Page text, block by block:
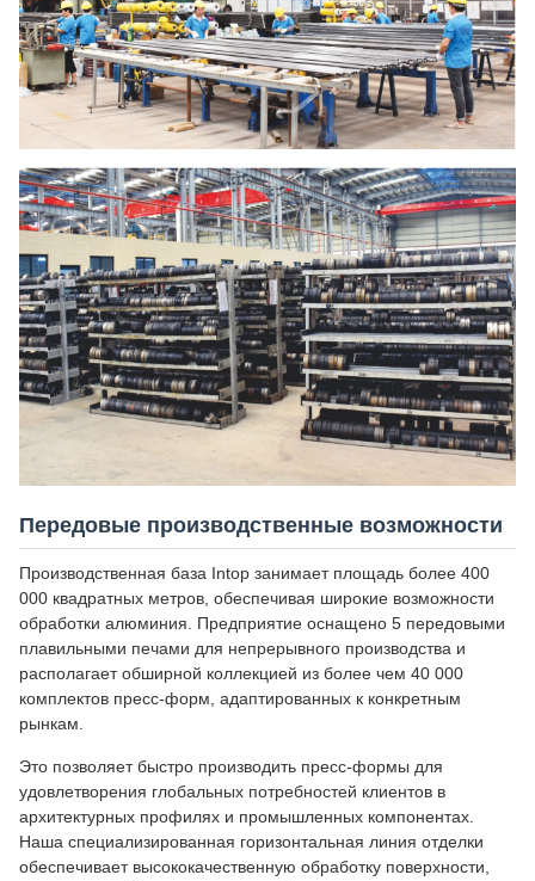
Передовые производственные возможности
Производственная база Intop занимает площадь более 400
000 квадратных метров, обеспечивая широкие возможности
обработки алюминия. Предприятие оснащено 5 передовыми
плавильными печами для непрерывного производства и
располагает обширной коллекцией из более чем 40 000
комплектов пресс-форм, адаптированных к конкретным
рынкам.
Это позволяет быстро производить пресс-формы для
удовлетворения глобальных потребностей клиентов в
архитектурных профилях и промышленных компонентах.
Наша специализированная горизонтальная линия отделки
обеспечивает высококачественную обработку поверхности,